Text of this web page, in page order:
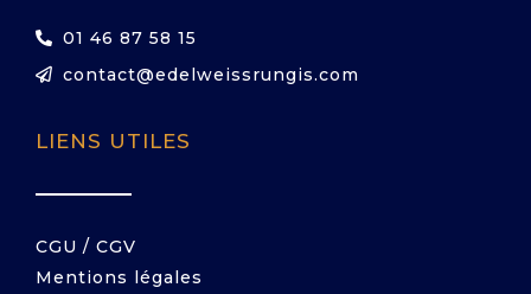
01 46 87 58 15
contact@edelweissrungis.com
LIENS UTILES
CGU / CGV
Mentions légales